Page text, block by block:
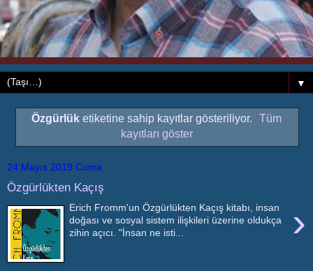
▼
Özgürlüketiketine sahip kayıtlar gösteriliyor.
Tüm
kayıtları göster
24 Mayıs 2019 Cuma
Özgürlükten Kaçış
›
Erich Fromm'un Özgürlükten Kaçış kitabı, insan
doğası ve sosyal sistem ilişkileri üzerine oldukça
zihin açıcı. "İnsan ne isti...